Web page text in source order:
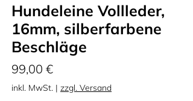
Hundeleine Vollleder,
16mm, silberfarbene
Beschläge
99,00 €Preis
inkl. MwSt. | zzgl. Versand